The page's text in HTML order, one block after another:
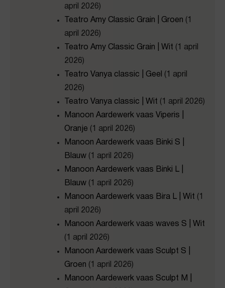
april 2026)
Teatro Amy Classic Grain | Groen (1
april 2026)
Teatro Amy Classic Grain | Wit (1 april
2026)
Teatro Vanya classic | Geel
(1 april
2026)
Teatro Vanya classic | Wit (1 april 2026)
Manoon Aardewerk vaas Viperis |
Oranje (1 april 2026)
Manoon Aardewerk vaas Binki S |
Blauw (1 april 2026)
Manoon Aardewerk vaas Binki L |
Blauw (1 april 2026)
Manoon Aardewerk vaas Bira L | Wit (1
april 2026)
Manoon Aardewerk vaas waves S | Wit
(1 april 2026)
Manoon Aardewerk vaas Sculpt S |
Groen (1 april 2026)
Manoon Aardewerk vaas Sculpt M |